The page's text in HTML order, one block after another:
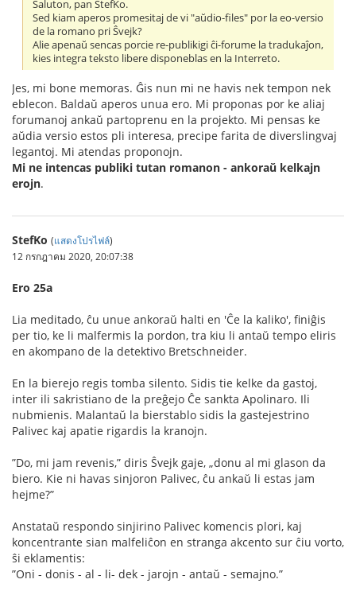
Saluton, pan StefKo.
Sed kiam aperos promesitaj de vi "aŭdio-files" por la eo-versio
de la romano pri Ŝvejk?
Alie apenaŭ sencas porcie re-publikigi ĉi-forume la tradukaĵon,
kies integra teksto libere disponeblas en la Interreto.
Jes, mi bone memoras. Ĝis nun mi ne havis nek tempon nek
eblecon. Baldaŭ aperos unua ero. Mi proponas por ke aliaj
forumanoj ankaŭ partoprenu en la projekto. Mi pensas ke
aŭdia versio estos pli interesa, precipe farita de diverslingvaj
legantoj. Mi atendas proponojn.
Mi ne intencas publiki tutan romanon - ankoraŭ kelkajn
erojn.
StefKo (แสดงโปรไฟล์)
12 กรกฎาคม 2020, 20:07:38
Ero 25a
Lia meditado, ĉu unue ankoraŭ halti en 'Ĉe la kaliko', ﬁniĝis
per tio, ke li malfermis la pordon, tra kiu li antaŭ tempo eliris
en akompano de la detektivo Bretschneider.
En la bierejo regis tomba silento. Sidis tie kelke da gastoj,
inter ili sakristiano de la preĝejo Ĉe sankta Apolinaro. Ili
nubmienis. Malantaŭ la bierstablo sidis la gastejestrino
Palivec kaj apatie rigardis la kranojn.
”Do, mi jam revenis,” diris Ŝvejk gaje, „donu al mi glason da
biero. Kie ni havas sinjoron Palivec, ĉu ankaŭ li estas jam
hejme?”
Anstataŭ respondo sinjirino Palivec komencis plori, kaj
koncentrante sian malfeliĉon en stranga akcento sur ĉiu vorto,
ŝi eklamentis:
”Oni - donis - al - li- dek - jarojn - antaŭ - semajno.”